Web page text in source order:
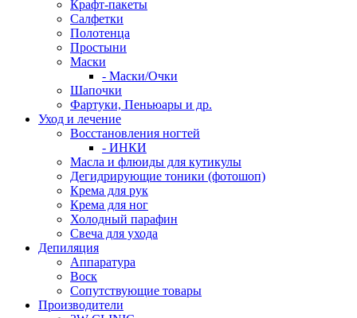
Крафт-пакеты
Салфетки
Полотенца
Простыни
Маски
- Маски/Очки
Шапочки
Фартуки, Пеньюары и др.
Уход и лечение
Восстановления ногтей
- ИНКИ
Масла и флюиды для кутикулы
Дегидрирующие тоники (фотошоп)
Крема для рук
Крема для ног
Холодный парафин
Свеча для ухода
Депиляция
Аппаратура
Воск
Сопутствующие товары
Производители